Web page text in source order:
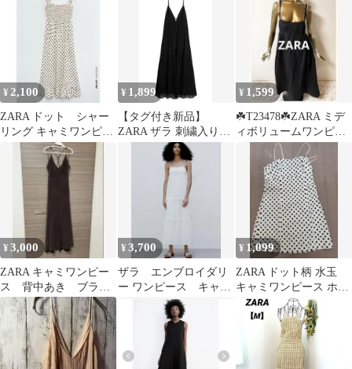
レガント/L
¥ 2,100
ZARA ドット シャー
リング キャミワンピー
ス ドットプリントミ
ディワンピース
¥ 1,899
【タグ付き新品】
ZARA ザラ 刺繍入りキ
ャミソールワンピース
ティアード S
¥ 1,599
☘️T23478☘️ZARA ミデ
ィボリュームワンピー
¥3,000
ZARA キャミワンピー
ス 背中あき ブラウ
ン ロングドレス Sサ
イズ
¥3,700
ザラ エンブロイダリ
ー ワンピース キャミ
ロングワンピース
¥ 1,099
ZARA ドット柄 水玉
キャミワンピース ホワ
イト ブラック M